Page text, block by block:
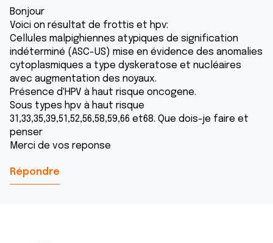
Bonjour
Voici on résultat de frottis et hpv:
Cellules malpighiennes atypiques de signification
indéterminé (ASC-US) mise en évidence des anomalies
cytoplasmiques a type dyskeratose et nucléaires
avec augmentation des noyaux.
Présence d'HPV à haut risque oncogene.
Sous types hpv à haut risque
31,33,35,39,51,52,56,58,59,66 et68. Que dois-je faire et
penser
Merci de vos reponse
Répondre